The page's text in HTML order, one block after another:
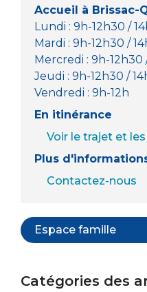
Accueil à Brissac-
Lundi : 9h-12h30 /
Mardi : 9h-12h30 /
Mercredi : 9h-12h30
Jeudi : 9h-12h30 /
Vendredi : 9h-12h
En itinérance
Voir le trajet et
Plus
Contactez-nous
Espace famille
Catégories des